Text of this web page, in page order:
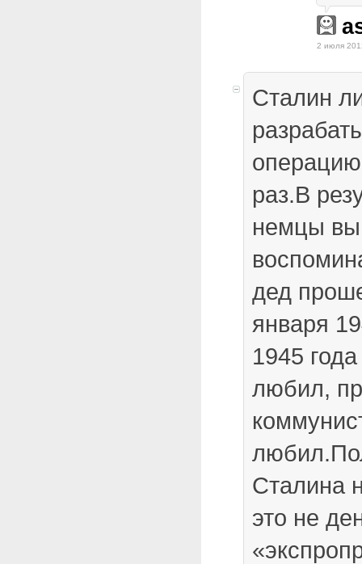
2 июля
Сталин
раз.В
немцы
дед
января
1945
любил,
Сталина
это не